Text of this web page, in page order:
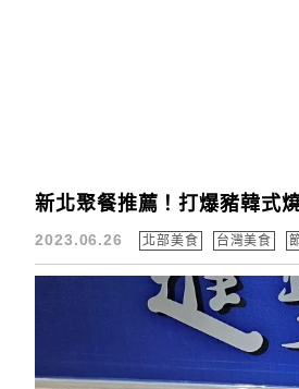
新北聚餐推薦！打爆豬韓式
2023.06.26 北部美食 台灣美食